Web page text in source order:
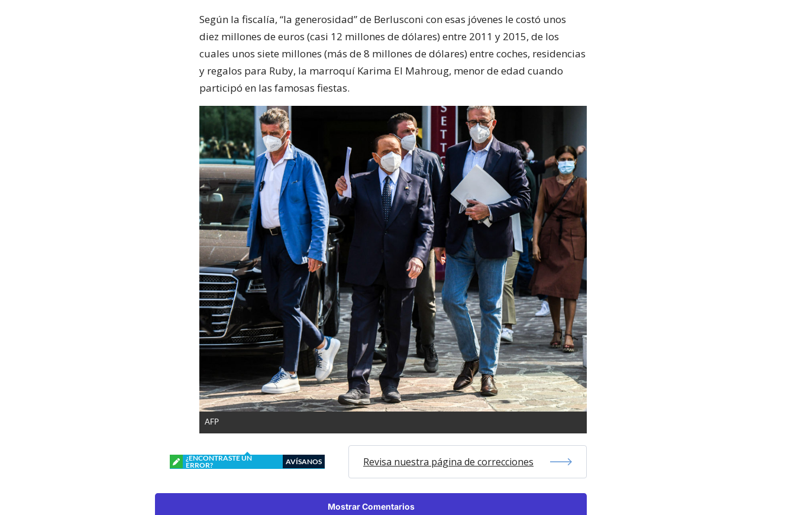
Según la fiscalía, “la generosidad” de Berlusconi con esas jóvenes le costó unos
diez millones de euros (casi 12 millones de dólares) entre 2011 y 2015, de los
cuales unos siete millones (más de 8 millones de dólares) entre coches, residencias
y regalos para Ruby, la marroquí Karima El Mahroug, menor de edad cuando
participó en las famosas fiestas.
AFP
¿ENCONTRASTE UN
ERROR?
AVÍSANOS Revisa nuestra página de correcciones
Mostrar Comentarios